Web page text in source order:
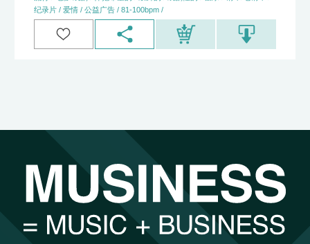
纪录片 / 爱情 / 公益广告 / 81-100bpm /